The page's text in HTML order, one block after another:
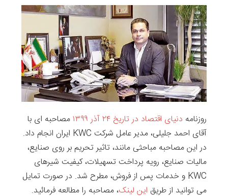
روزنامه دنیای اقتصاد در تاریخ ۲۴ آذر ۱۳۹۹
مصاحبه ای با
آقای احمد جلیلی، مدیر عامل شرکت KWC ایران انجام داد.
در این مصاحبه مباحثی مانند، تاثیر تحریم بر روی صنایع،
مالیات صنایع، رویه پرداخت تسهیلات، کیفیت شیرهای
KWC و خدمات پس از فروش، مطرح شد. در صورت تمایل
می توانید از طریق این لینک، مصاحبه را مطالعه فرمائید.